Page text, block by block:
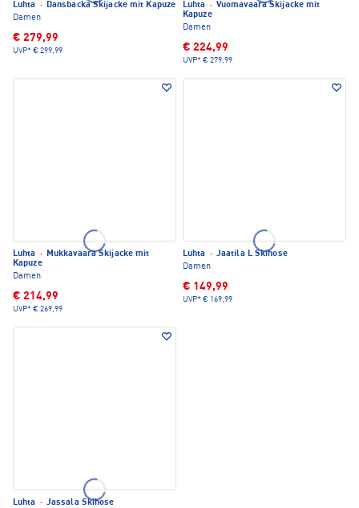
Luhta · Dansbacka Skijacke mit Kapuze
Damen
€ 279,99
UVP* € 299,99
Luhta · Vuomavaara Skijacke mit
Kapuze
Damen
€ 224,99
UVP* € 279,99
Luhta · Mukkavaara Skijacke mit
Kapuze
Damen
€ 214,99
UVP* € 269,99
Luhta · Jaatila L Skihose
Damen
€ 149,99
UVP* € 169,99
Luhta · Jassala Skihose